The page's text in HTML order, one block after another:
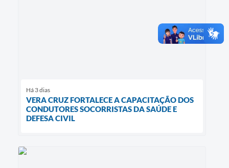
Há 3 dias
VERA CRUZ FORTALECE A CAPACITAÇÃO DOS
CONDUTORES SOCORRISTAS DA SAÚDE E
DEFESA CIVIL